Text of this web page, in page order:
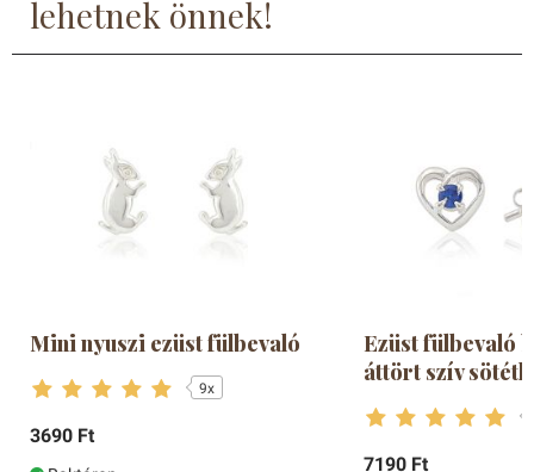
lehetnek önnek!
Mini nyuszi ezüst fülbevaló
9x
3690 Ft
Ezüst fülbevaló
áttört szív
7190 Ft